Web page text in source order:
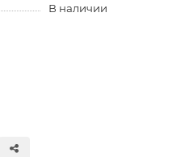
В наличии